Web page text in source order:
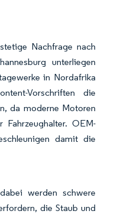
Nachfrage nach
unterliegen
in Nordafrika
Vorschriften die
da moderne Motoren
OEM-
damit die
werden schwere
die Staub und